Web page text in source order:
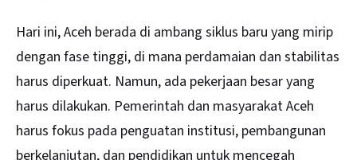
Hari ini, Aceh berada di ambang siklus baru yang mirip
dengan fase tinggi, di mana perdamaian dan stabilitas
harus diperkuat. Namun, ada pekerjaan besar yang
harus dilakukan. Pemerintah dan masyarakat Aceh
harus fokus pada penguatan institusi, pembangunan
berkelanjutan, dan pendidikan untuk mencegah